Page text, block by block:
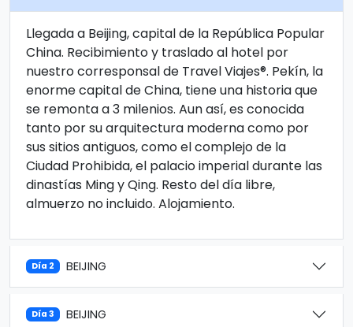
Llegada a Beijing, capital de la República Popular
China. Recibimiento y traslado al hotel por
nuestro corresponsal de Travel Viajes®. Pekín, la
enorme capital de China, tiene una historia que
se remonta a 3 milenios. Aun así, es conocida
tanto por su arquitectura moderna como por
sus sitios antiguos, como el complejo de la
Ciudad Prohibida, el palacio imperial durante las
dinastías Ming y Qing. Resto del día libre,
almuerzo no incluido. Alojamiento.
Día 2 BEIJING
Día 3 BEIJING